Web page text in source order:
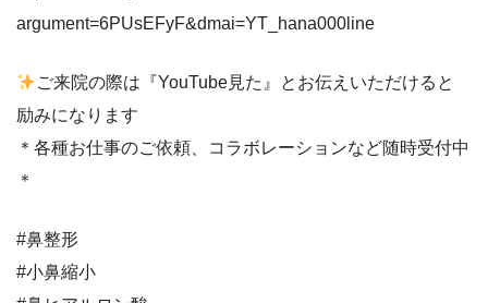
argument=6PUsEFyF&dmai=YT_hana000line
ご来院の際は『YouTube見た』とお伝えいただけると
励みになります
＊各種お仕事のご依頼、コラボレーションなど随時受付中
＊
#鼻整形
#小鼻縮小